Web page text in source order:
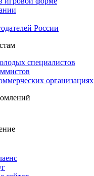
России
специалистов
организациях